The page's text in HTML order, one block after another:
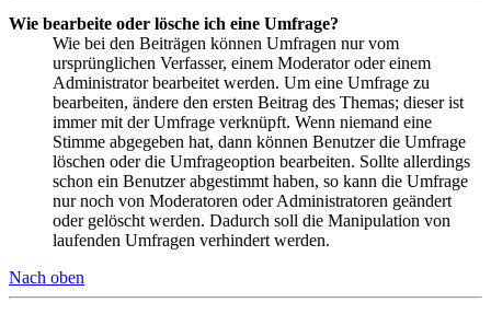
Wie bearbeite oder lösche ich eine Umfrage?
Wie bei den Beiträgen können Umfragen nur vom
ursprünglichen Verfasser, einem Moderator oder einem
Administrator bearbeitet werden. Um eine Umfrage zu
bearbeiten, ändere den ersten Beitrag des Themas; dieser ist
immer mit der Umfrage verknüpft. Wenn niemand eine
Stimme abgegeben hat, dann können Benutzer die Umfrage
löschen oder die Umfrageoption bearbeiten. Sollte allerdings
schon ein Benutzer abgestimmt haben, so kann die Umfrage
nur noch von Moderatoren oder Administratoren geändert
oder gelöscht werden. Dadurch soll die Manipulation von
laufenden Umfragen verhindert werden.
Nach oben